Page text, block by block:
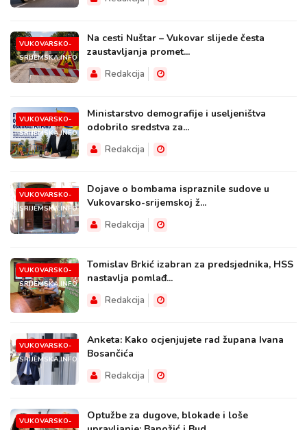
VUKOVARSKO-
SRIJEMSKA.INFO
Na cesti Nuštar – Vukovar slijede česta
zaustavljanja promet...
Redakcija
VUKOVARSKO-
SRIJEMSKA.INFO
Ministarstvo demografije i useljeništva
odobrilo sredstva za...
Redakcija
VUKOVARSKO-
SRIJEMSKA.INFO
Dojave o bombama ispraznile sudove u
Vukovarsko-srijemskoj ž...
Redakcija
VUKOVARSKO-
SRIJEMSKA.INFO
Tomislav Brkić izabran za predsjednika, HSS
nastavlja pomlađ...
Redakcija
VUKOVARSKO-
SRIJEMSKA.INFO
Anketa: Kako ocjenjujete rad župana Ivana
Bosančića
Redakcija
VUKOVARSKO-
Optužbe za dugove, blokade i loše